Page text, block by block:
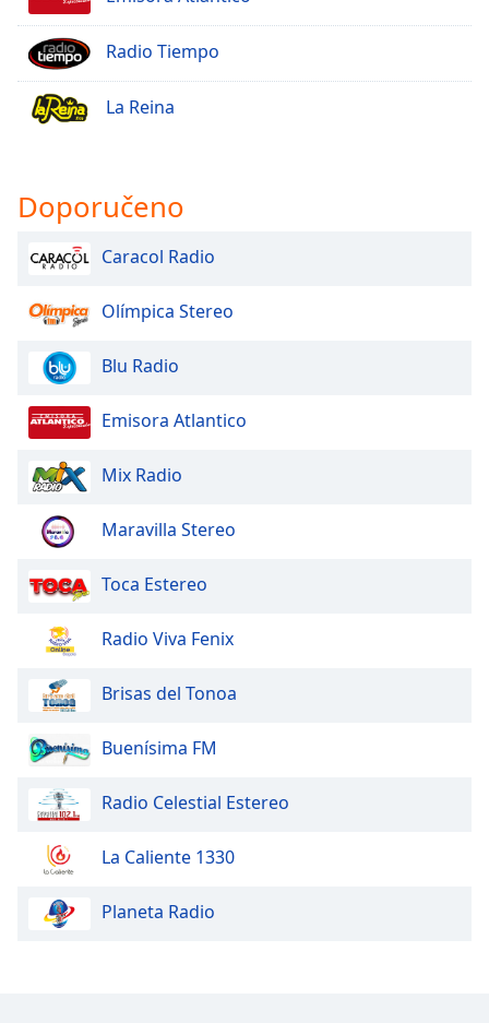
Radio Tiempo
La Reina
Doporučeno
Caracol Radio
Olímpica Stereo
Blu Radio
Emisora Atlantico
Mix Radio
Maravilla Stereo
Toca Estereo
Radio Viva Fenix
Brisas del Tonoa
Buenísima FM
Radio Celestial Estereo
La Caliente 1330
Planeta Radio